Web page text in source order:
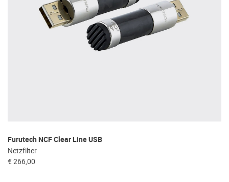
Furutech NCF Clear Line USB
Netzfilter
€ 266,00